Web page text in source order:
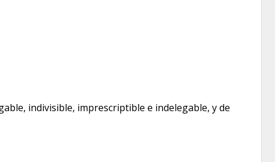
indivisible, imprescriptible e indelegable, y de